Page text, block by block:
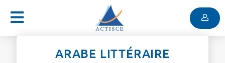
Menu
ARABE LITTÉRAIRE